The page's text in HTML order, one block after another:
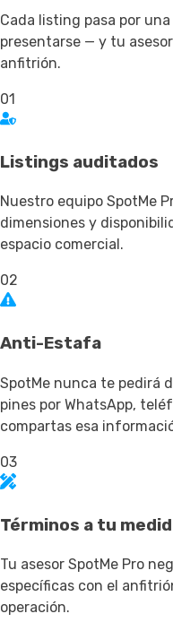
Cada listing pasa por
presentarse — y tu
anfitrión.
01
Listings auditados
Nuestro equipo SpotMe
dimensiones y
espacio comercial.
02
Anti-Estafa
SpotMe nunca te pedirá
pines por WhatsApp,
compartas esa
03
Términos a tu
Tu asesor SpotMe Pro
específicas con el
operación.